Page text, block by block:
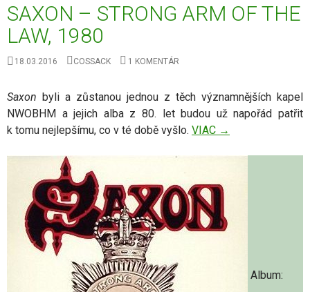
SAXON – STRONG ARM OF THE
LAW, 1980
18.03.2016 COSSACK 1 KOMENTÁR
Saxon byli a zůstanou jednou z těch významnějších kapel
NWOBHM a jejich alba z 80. let budou už napořád patřit
k tomu nejlepšímu, co v té době vyšlo. VIAC Saxon – Strong
→
Album: